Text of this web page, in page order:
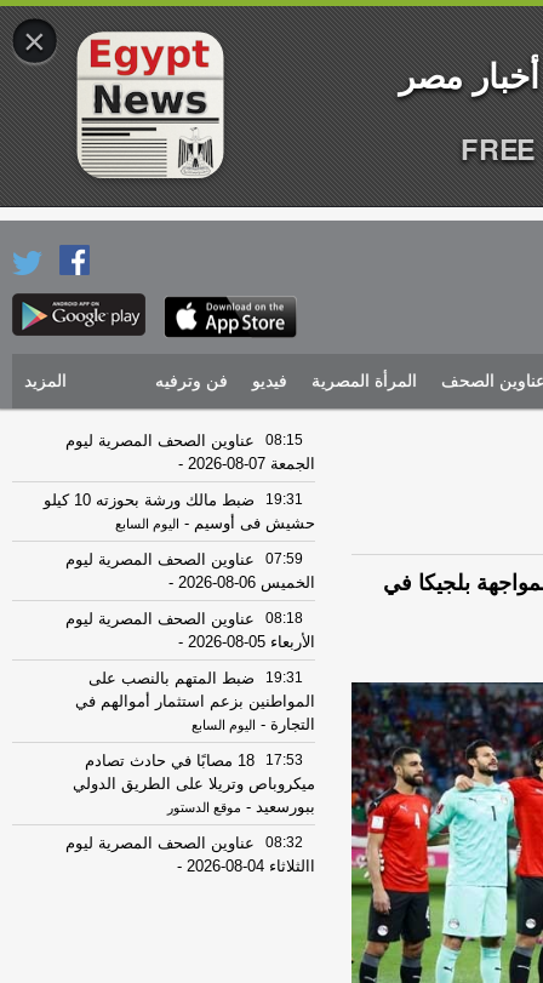
الصحف المرأة المصرية فيديو فن وترفيه المزيد
بلجيكا في
08:15
عناوين الصحف المصرية ليوم
الجمعة 07-08-2026
-
19:31
ضبط مالك ورشة بحوزته 10 كيلو
حشيش فى أوسيم - اليوم السابع
07:59
عناوين الصحف المصرية ليوم
الخميس 06-08-2026
-
08:18
عناوين الصحف المصرية ليوم
الأربعاء 05-08-2026
-
19:31
ضبط المتهم بالنصب على
المواطنين بزعم استثمار أموالهم في
التجارة - اليوم السابع
17:53
18 مصابًا في حادث تصادم
ميكروباص وتريلا على الطريق الدولي
ببورسعيد - موقع الدستور
08:32
عناوين الصحف المصرية ليوم
االثلاثاء 04-08-2026
-
×